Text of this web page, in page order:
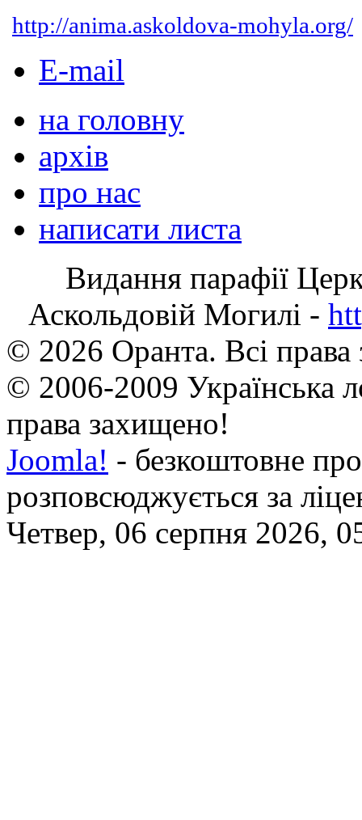
http://anima.askoldova-mohyla.org/
E-mail
на головну
архів
про нас
написати листа
Видання парафії
Аскольдовій Могилі -
© 2026 Оранта. Всі
© 2006-2009 Українська
права захищено!
Joomla! - безкоштовне
розповсюджується за
Четвер, 06 серпня 2026,